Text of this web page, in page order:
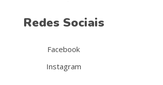
Redes Sociais
Facebook
Instagram